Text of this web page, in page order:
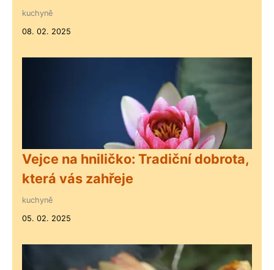
kuchyně
08. 02. 2025
Vejce na hniličko: Tradiční dobrota,
která vás zahřeje
kuchyně
05. 02. 2025